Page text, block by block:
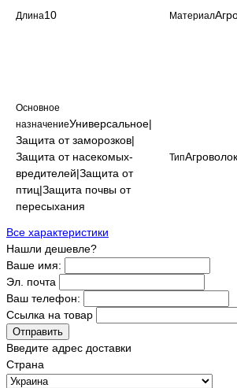
Длина10 Материал
Основное
назначениеУниверсальное|
Защита от заморозков|
Защита от насекомых-
вредителей|Защита от
птиц|Защита почвы от
пересыхания
Тип
Все характеристики
Нашли дешевле?
Ваше имя:
Эл. почта
Ваш телефон:
Ссылка на товар
Отправить
Введите адрес доставки
Страна